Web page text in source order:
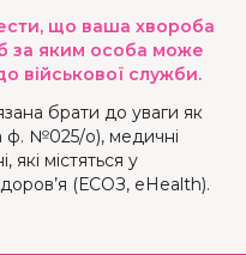
що ваша хвороба
за яким особа може
військової служби.
брати до уваги як
ф. №025/о), медичні
які містяться у
(ЕСОЗ, eHealth).